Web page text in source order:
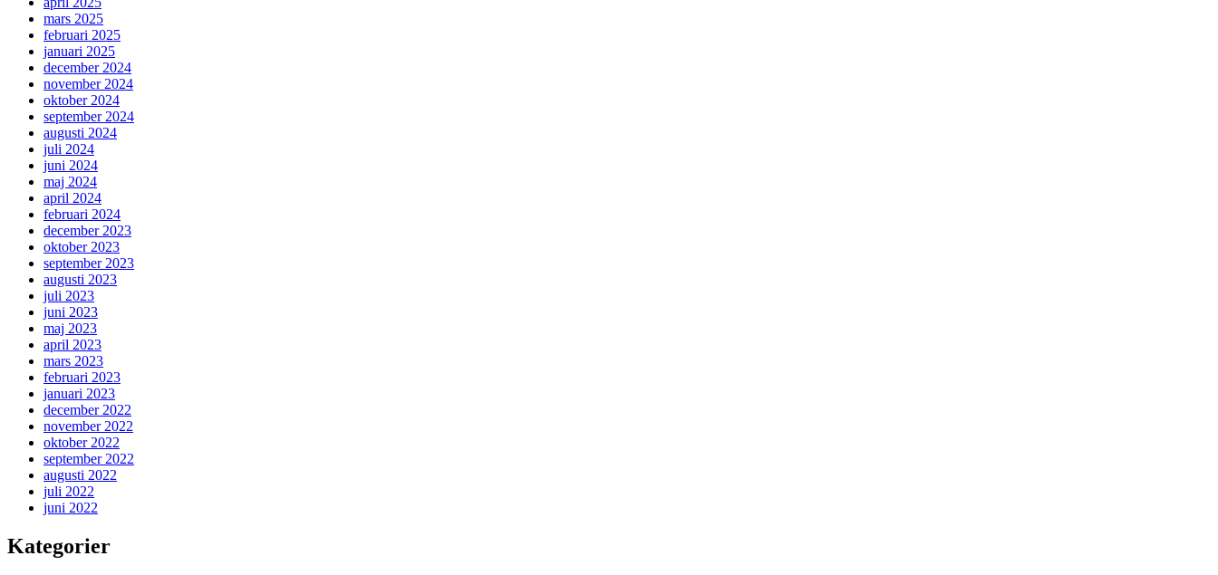
mars 2025
februari 2025
januari 2025
december 2024
november 2024
oktober 2024
september 2024
augusti 2024
juli 2024
juni 2024
maj 2024
april 2024
februari 2024
december 2023
oktober 2023
september 2023
augusti 2023
juli 2023
juni 2023
maj 2023
april 2023
mars 2023
februari 2023
januari 2023
december 2022
november 2022
oktober 2022
september 2022
augusti 2022
juli 2022
juni 2022
Kategorier